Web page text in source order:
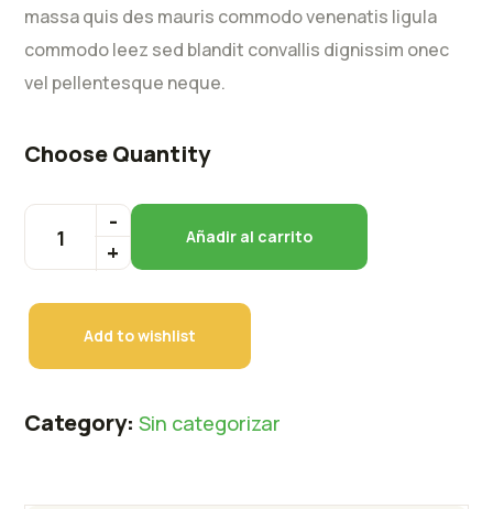
massa quis des mauris commodo venenatis ligula
commodo leez sed blandit convallis dignissim onec
vel pellentesque neque.
Add to wishlist
Choose Quantity
Añadir al carrito
Category: Sin categorizar